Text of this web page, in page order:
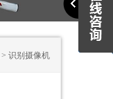
> 识别摄像机